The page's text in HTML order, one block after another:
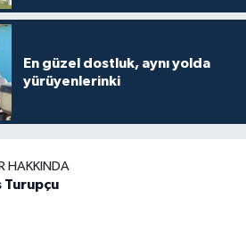
En güzel dostluk, aynı yolda
yürüyenlerinki
HAKKINDA
Turupçu